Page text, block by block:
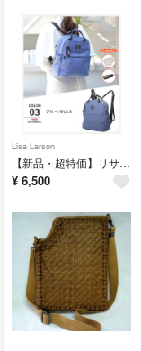
Lisa Larson
【新品・超特価】リサラーソン ラウンド型リュック LTPK-04 BL
¥ 6,500